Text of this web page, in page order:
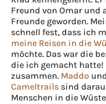
Freund von Omar und
Freunde geworden.
schnell fest, dass ich
meine Reisen in die
möchte. Das war die
die ich gemacht
zusammen. Maddo
Cameltrails sind
Menschen in die